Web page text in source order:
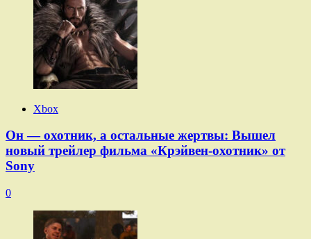
Xbox
Он — охотник, а остальные жертвы: Вышел
новый трейлер фильма «Крэйвен-охотник» от
Sony
0